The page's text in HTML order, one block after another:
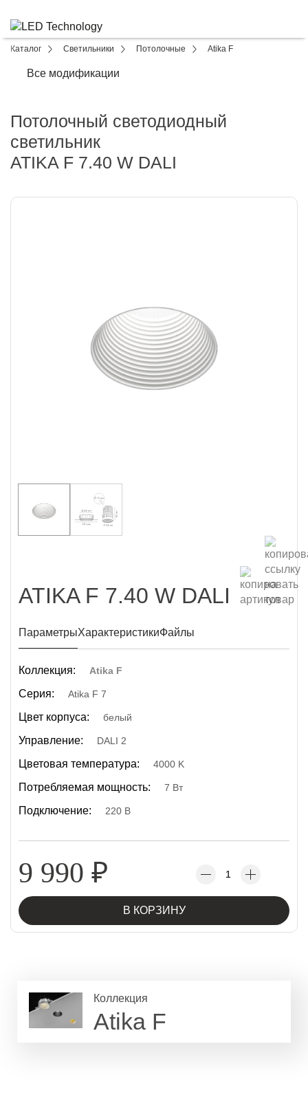
Каталог Светильники Потолочные Atika F
Все модификации
Потолочный светодиодный
светильник
ATIKA F 7.40 W DALI
ATIKA F 7.40 W DALI
ПараметрыХарактеристикиФайлы
Коллекция: Atika F
Серия: Atika F 7
Цвет корпуса: белый
Управление: DALI 2
Цветовая температура: 4000 K
Потребляемая мощность: 7 Вт
Подключение: 220 В
9 990 ₽
В КОРЗИНУ
Коллекция
Atika F